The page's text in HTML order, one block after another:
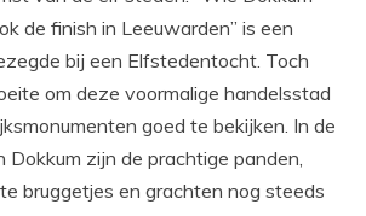
de finish in Leeuwarden” is een
bij een Elfstedentocht. Toch
om deze voormalige handelsstad
goed te bekijken. In de
Dokkum zijn de prachtige panden,
bruggetjes en grachten nog steeds